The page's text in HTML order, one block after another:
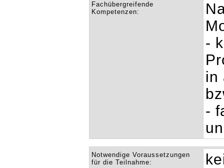
Fachübergreifende
Kompetenzen:
-
in
-
Notwendige Voraussetzungen
für die Teilnahme: